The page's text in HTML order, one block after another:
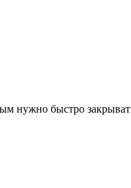
нужно быстро